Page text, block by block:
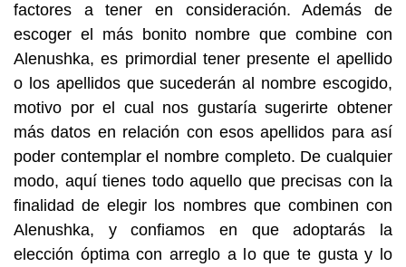
factores a tener en consideración. Además de
escoger el más bonito nombre que combine con
Alenushka, es primordial tener presente el apellido
o los apellidos que sucederán al nombre escogido,
motivo por el cual nos gustaría sugerirte obtener
más datos en relación con esos apellidos para así
poder contemplar el nombre completo. De cualquier
modo, aquí tienes todo aquello que precisas con la
finalidad de elegir los nombres que combinen con
Alenushka, y confiamos en que adoptarás la
elección óptima con arreglo a lo que te gusta y lo